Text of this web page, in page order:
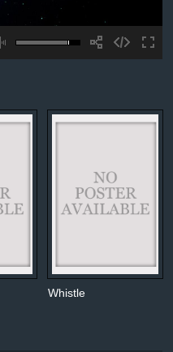
Whistle